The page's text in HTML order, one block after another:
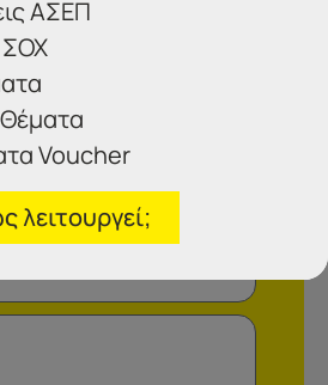
314202
ΑΣΕΠ
ΣΟΧ
Voucher
λειτουργεί;